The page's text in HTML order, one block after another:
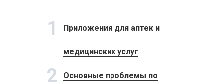
1 Приложения для аптек и
медицинских услуг
2 Основные проблемы по